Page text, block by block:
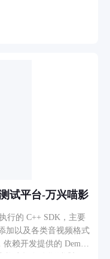
分白噪音和基础冥想
创助眠故事、高级混
与续费、历史记录、收
为运营人员提供内容
管理、数据看板（日
试平台-万兴喵影
行的 C++ SDK，主要
加以及各类音视频格式
赖开发提供的 Demo